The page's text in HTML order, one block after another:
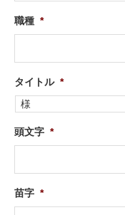
職種 *
タイトル *
頭文字 *
苗字 *